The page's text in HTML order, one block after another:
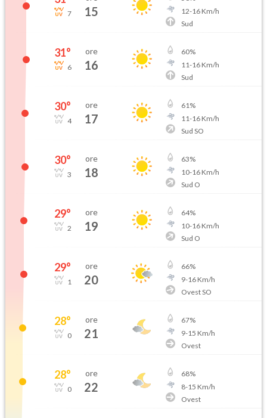
7 15
12-16Km/h
Sud
31°
6
ore
16
60%
11-16Km/h
Sud
30°
4
ore
17
61%
11-16Km/h
Sud SO
30°
3
ore
18
63%
10-16Km/h
Sud O
29°
2
ore
19
64%
10-16Km/h
Sud O
29°
1
ore
20
66%
9-16Km/h
Ovest SO
28°
0
ore
21
67%
9-15 Km/h
Ovest
28°
0
ore
22
68%
8-15 Km/h
Ovest